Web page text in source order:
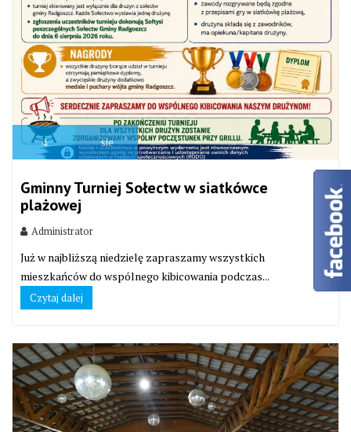
4 sie
Gminny Turniej Sołectw w siatkówce
plażowej
Administrator
Już w najbliższą niedzielę zapraszamy wszystkich
mieszkańców do wspólnego kibicowania podczas...
Czytaj dalej